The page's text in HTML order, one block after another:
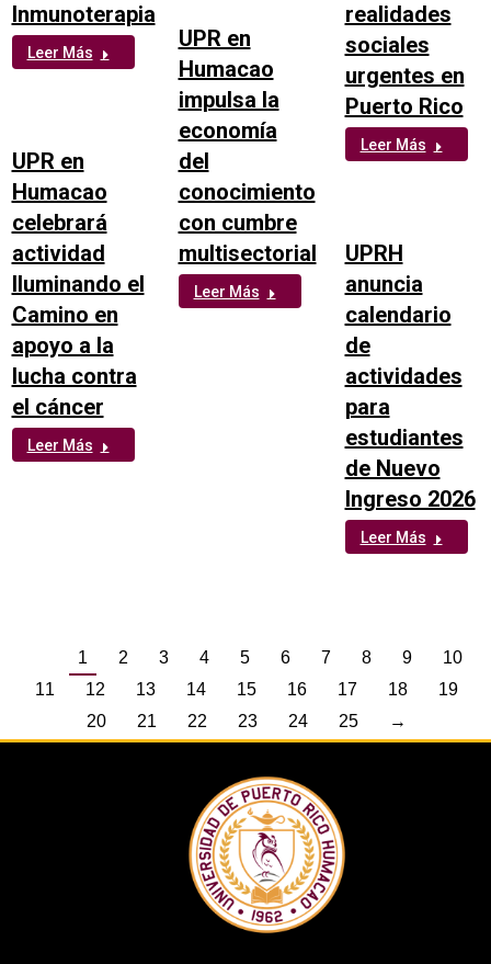
Inmunoterapia
Leer Más
realidades
sociales
urgentes en
Puerto Rico
Leer Más
UPR en
Humacao
impulsa la
economía
del
conocimiento
con cumbre
multisectorial
Leer Más
UPR en
Humacao
celebrará
actividad
Iluminando el
Camino en
apoyo a la
lucha contra
el cáncer
Leer Más
UPRH
anuncia
calendario
de
actividades
para
estudiantes
de Nuevo
Ingreso 2026
Leer Más
1 2 3 4 5 6 7 8 9
10
11
12 13 14 15 16 17 18
19
20
21 22 23 24 25 →